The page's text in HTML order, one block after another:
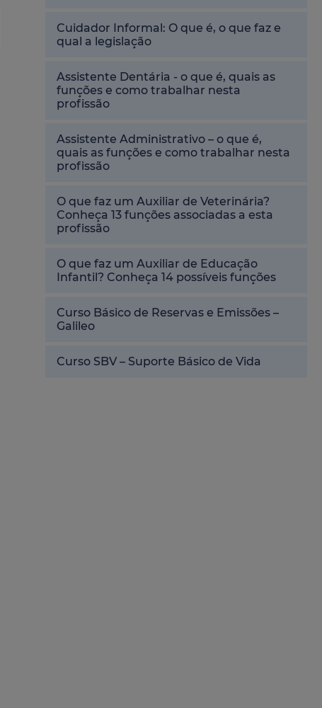
Cuidador Informal: O que é, o que faz e
qual a legislação
Assistente Dentária - o que é, quais as
funções e como trabalhar nesta
profissão
Assistente Administrativo – o que é,
quais as funções e como trabalhar nesta
profissão
O que faz um Auxiliar de Veterinária?
Conheça 13 funções associadas a esta
profissão
O que faz um Auxiliar de Educação
Infantil? Conheça 14 possíveis funções
Curso Básico de Reservas e Emissões –
Galileo
Curso SBV – Suporte Básico de Vida